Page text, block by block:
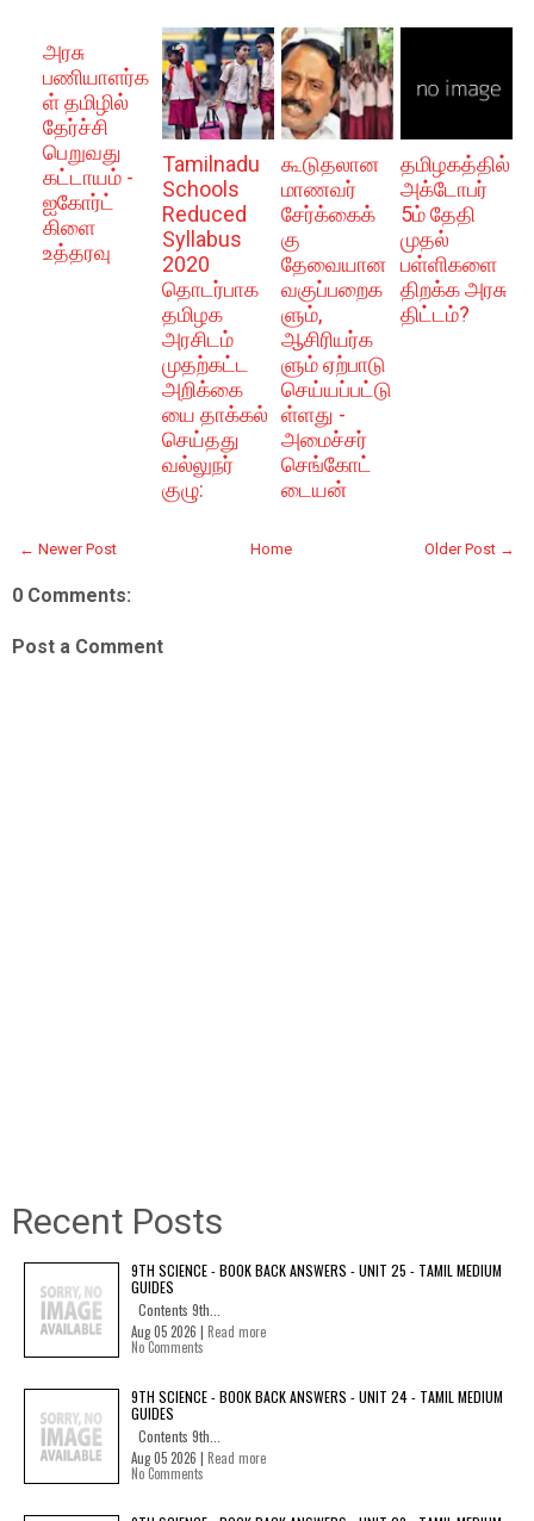
அரசு
பணியாளர்க
ள் தமிழில்
தேர்ச்சி
பெறுவது
கட்டாயம் -
ஐகோர்ட்
கிளை
உத்தரவு
Tamilnadu
Schools
Reduced
Syllabus
2020
தொடர்பாக
தமிழக
அரசிடம்
முதற்கட்ட
அறிக்கை
யை தாக்கல்
செய்தது
வல்லுநர்
குழு:
கூடுதலான
மாணவர்
சேர்க்கைக்
கு
தேவையான
வகுப்பறைக
ளும்,
ஆசிரியர்க
ளும் ஏற்பாடு
செய்யப்பட்டு
ள்ளது -
அமைச்சர்
செங்கோட்
டையன்
தமிழகத்தில்
அக்டோபர்
5ம் தேதி
முதல்
பள்ளிகளை
திறக்க அரசு
திட்டம்?
← Newer Post Older Post →
Home
0 Comments:
Post a Comment
Recent Posts
9TH SCIENCE - BOOK BACK ANSWERS - UNIT 25 - TAMIL MEDIUM
GUIDES
Contents 9th...
Aug 05 2026 | Read more
No Comments
9TH SCIENCE - BOOK BACK ANSWERS - UNIT 24 - TAMIL MEDIUM
GUIDES
Contents 9th...
Aug 05 2026 | Read more
No Comments